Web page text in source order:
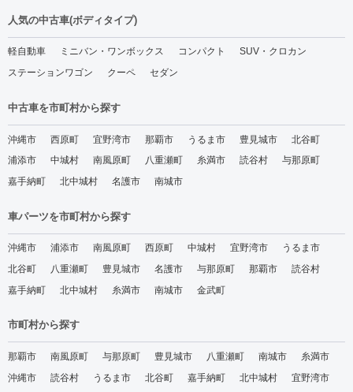
人気の中古車(ボディタイプ)
軽自動車 ミニバン・ワンボックス コンパクト
SUV・クロカン
ステーションワゴン
クーペ セダン
中古車を市町村から探す
沖縄市 西原町 宜野湾市 那覇市 うるま市 豊見城市
北谷町
浦添市
中城村 南風原町 八重瀬町 糸満市 読谷村
与那原町
嘉手納町
北中城村 名護市 南城市
車パーツを市町村から探す
沖縄市 浦添市 南風原町 西原町 中城村 宜野湾市
うるま市
北谷町
八重瀬町 豊見城市 名護市 与那原町 那覇市
読谷村
嘉手納町
北中城村 糸満市 南城市 金武町
市町村から探す
那覇市 南風原町 与那原町 豊見城市 八重瀬町 南城市
糸満市
沖縄市
読谷村 うるま市 北谷町 嘉手納町 北中城村
宜野湾市